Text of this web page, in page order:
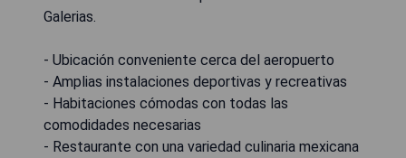
Galerias.
- Ubicación conveniente cerca del aeropuerto
- Amplias instalaciones deportivas y recreativas
- Habitaciones cómodas con todas las
comodidades necesarias
- Restaurante con una variedad culinaria mexicana